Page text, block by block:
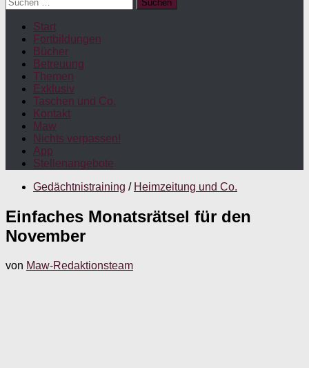
nach:
Start
Fortbildungen
Bücher
Betreuung
Themen
Exklusiv
Taschen und Co.
Kontakt
Maw
Nichts verpassen!
App
Stellenangebote
Gedächtnistraining / Heimzeitung und Co.
Einfaches Monatsrätsel für den
November
von Maw-Redaktionsteam